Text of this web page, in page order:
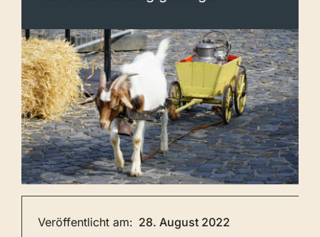
Veröffentlicht am: 28. August 2022